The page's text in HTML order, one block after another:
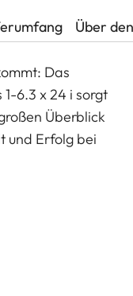
Über
Das
6.3 x 24 i sorgt
Überblick
und Erfolg bei
garantiert es
Zielerfassung